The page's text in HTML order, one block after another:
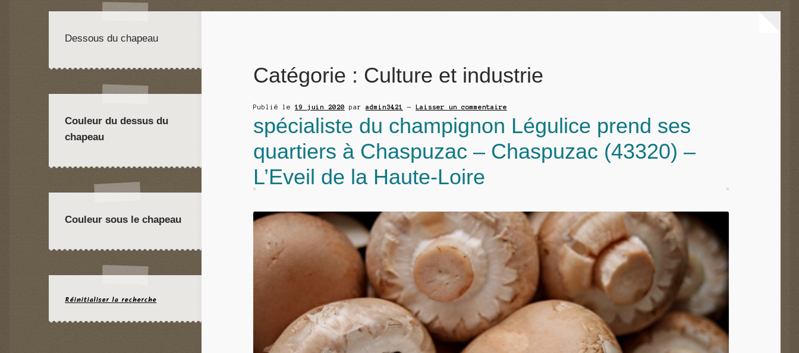
Catégorie : Culture et industrie
Publié le 19 juin 2020 paradmin3421 — Laisser un commentaire
spécialiste du champignon Légulice prend ses
quartiers à Chaspuzac – Chaspuzac (43320) –
L’Eveil de la Haute-Loire
Dessous du chapeau
Couleur du dessus du
chapeau
Couleur sous le chapeau
Réinitialiser la recherche